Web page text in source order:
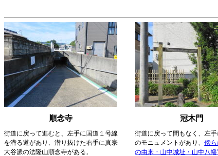
順念寺 冠木門
街道に戻って進むと、左手に国道１号線
を潜る道があり、潜り抜けた右手に真宗
大谷派の法隆山順念寺がある。
街道に戻って間もなく、左
のモニュメントがあり、 傍
の由来・山中城址・山中八